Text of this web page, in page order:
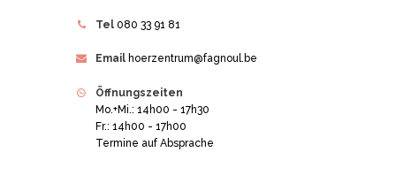
Tel 080 33 91 81
Email hoerzentrum@fagnoul.be
Öffnungszeiten
Mo.+Mi.: 14h00 - 17h30
Fr.: 14h00 - 17h00
Termine auf Absprache